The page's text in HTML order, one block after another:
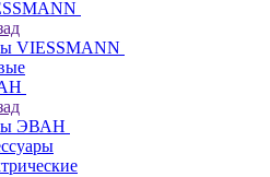
VIESSMANN
ЭВАН